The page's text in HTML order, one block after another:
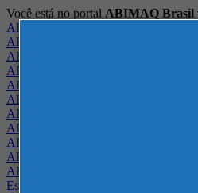
Você está no portal ABIMAQ Brasil
ABIMAQ Brasil
ABIMAQ Minas Gerais
ABIMAQ Norte-Nordeste
ABIMAQ Paraná
ABIMAQ Piracicaba
ABIMAQ Ribeirão Preto
ABIMAQ Rio de Janeiro
ABIMAQ Rio Grande do Sul
ABIMAQ Santa Catarina
ABIMAQ São Paulo
ABIMAQ Vale do Paraíba
Escritório de Relações Governamentais